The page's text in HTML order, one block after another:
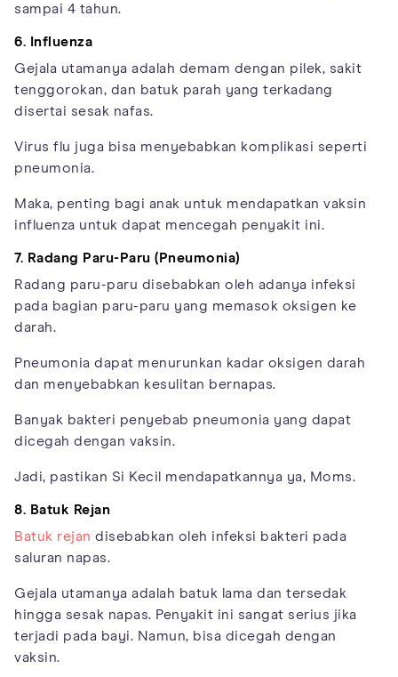
sampai 4 tahun.
6. Influenza
Gejala utamanya adalah demam dengan pilek, sakit
tenggorokan, dan batuk parah yang terkadang
disertai sesak nafas.
Virus flu juga bisa menyebabkan komplikasi seperti
pneumonia.
Maka, penting bagi anak untuk mendapatkan vaksin
influenza untuk dapat mencegah penyakit ini.
7. Radang Paru-Paru (Pneumonia)
Radang paru-paru disebabkan oleh adanya infeksi
pada bagian paru-paru yang memasok oksigen ke
darah.
Pneumonia dapat menurunkan kadar oksigen darah
dan menyebabkan kesulitan bernapas.
Banyak bakteri penyebab pneumonia yang dapat
dicegah dengan vaksin.
Jadi, pastikan Si Kecil mendapatkannya ya, Moms.
8. Batuk Rejan
Batuk rejan disebabkan oleh infeksi bakteri pada
saluran napas.
Gejala utamanya adalah batuk lama dan tersedak
hingga sesak napas. Penyakit ini sangat serius jika
terjadi pada bayi. Namun, bisa dicegah dengan
vaksin.